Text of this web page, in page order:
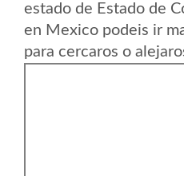
estado de Estado de
en Mexico podeis ir
para cercaros o